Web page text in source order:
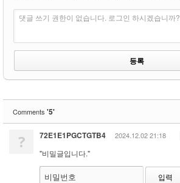
댓글 쓰기 권한이 없습니다. 로그인 하시겠습니까?
Comments '5'
? 72E1E1PGCTGTB4 2024.12.02 21:18
"비밀글입니다."
비밀번호